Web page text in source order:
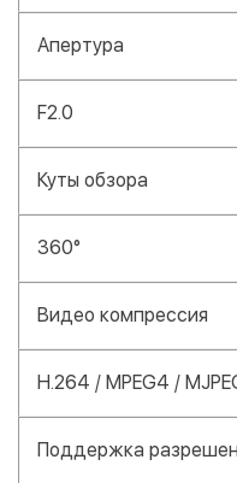
Апертура
F2.0
Куты обзора
360°
Видео компрессия
H.264 / MPEG4 /
Поддержка